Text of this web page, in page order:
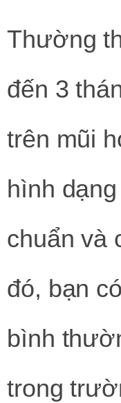
Thường
đến 3
trên mũi
hình
chuẩn và
đó, bạn
bình
trong